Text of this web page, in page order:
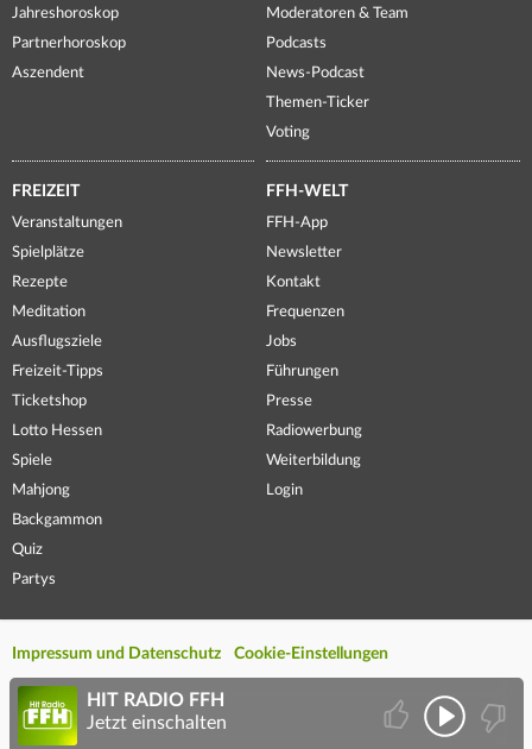
Jahreshoroskop
Partnerhoroskop
Aszendent
Moderatoren & Team
Podcasts
News-Podcast
Themen-Ticker
Voting
FREIZEIT
Veranstaltungen
Spielplätze
Rezepte
Meditation
Ausflugsziele
Freizeit-Tipps
Ticketshop
Lotto Hessen
Spiele
Mahjong
Backgammon
Quiz
Partys
FFH-WELT
FFH-App
Newsletter
Kontakt
Frequenzen
Jobs
Führungen
Presse
Radiowerbung
Weiterbildung
Login
Impressum und Datenschutz Cookie-Einstellungen
HIT RADIO FFH
Jetzt einschalten